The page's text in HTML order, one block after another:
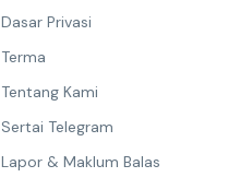
Dasar Privasi
Terma
Tentang Kami
Sertai Telegram
Lapor & Maklum Balas